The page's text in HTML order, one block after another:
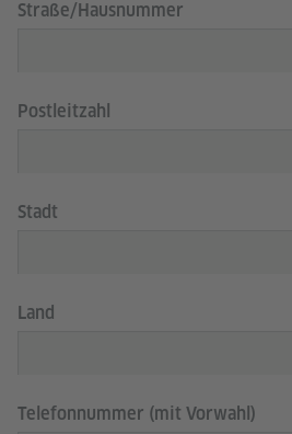
Straße/Hausnummer
Postleitzahl
Stadt
Land
Telefonnummer (mit Vorwahl)